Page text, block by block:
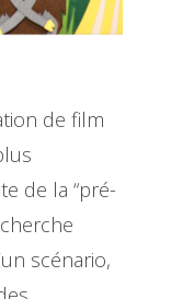
de film
de la “pré-
scénario,